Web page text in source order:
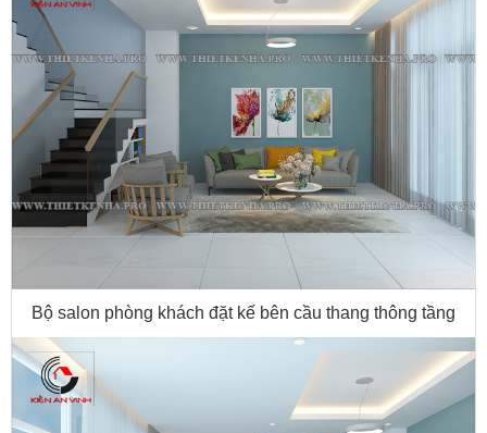
Bộ salon phòng khách đặt kế bên cầu thang thông tầng